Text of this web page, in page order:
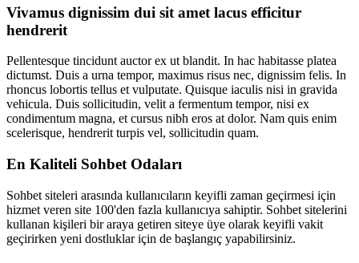
Vivamus dignissim dui sit amet lacus efficitur
hendrerit
Pellentesque tincidunt auctor ex ut blandit. In hac habitasse platea
dictumst. Duis a urna tempor, maximus risus nec, dignissim felis. In
rhoncus lobortis tellus et vulputate. Quisque iaculis nisi in gravida
vehicula. Duis sollicitudin, velit a fermentum tempor, nisi ex
condimentum magna, et cursus nibh eros at dolor. Nam quis enim
scelerisque, hendrerit turpis vel, sollicitudin quam.
En Kaliteli Sohbet Odaları
Sohbet siteleri arasında kullanıcıların keyifli zaman geçirmesi için
hizmet veren site 100'den fazla kullanıcıya sahiptir. Sohbet sitelerini
kullanan kişileri bir araya getiren siteye üye olarak keyifli vakit
geçirirken yeni dostluklar için de başlangıç yapabilirsiniz.